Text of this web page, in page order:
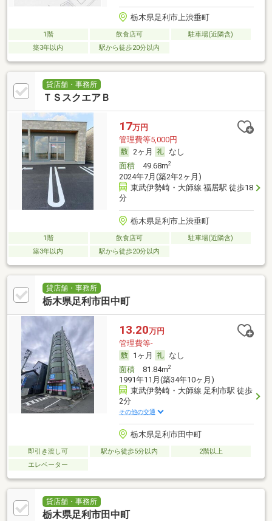
栃木県足利市上渋垂町
1階 飲食店可
駐車場(近隣含)
築3年以内
駅から徒歩20分以内
貸店舗・事務所
ＴＳスクエアＢ
17万円
管理費等5,000円
2ヶ月
なし
面積49.68m2
2024年7月(築2年2ヶ月)
東武伊勢崎・大師線 福居駅 徒歩18
分
栃木県足利市上渋垂町
1階 飲食店可
駐車場(近隣含)
築3年以内
駅から徒歩20分以内
貸店舗・事務所
栃木県足利市田中町
13.20万円
管理費等-
1ヶ月
なし
面積81.84m2
1991年11月(築34年10ヶ月)
東武伊勢崎・大師線 足利市駅 徒歩
2分
その他の交通
栃木県足利市田中町
即引き渡し可 駅から徒歩5分以内
2階以上
エレベーター
貸店舗・事務所
栃木県足利市田中町